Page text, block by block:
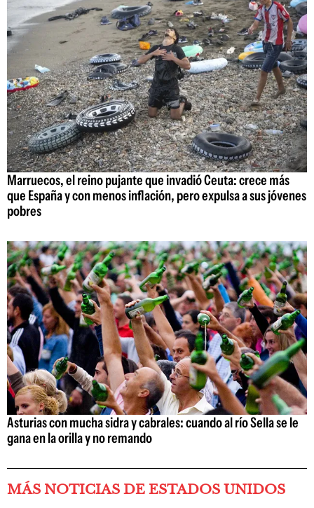
Marruecos, el reino pujante que invadió Ceuta: crece más
que España y con menos inflación, pero expulsa a sus jóvenes
pobres
Asturias con mucha sidra y cabrales: cuando al río Sella se le
gana en la orilla y no remando
MÁS NOTICIAS DE ESTADOS UNIDOS